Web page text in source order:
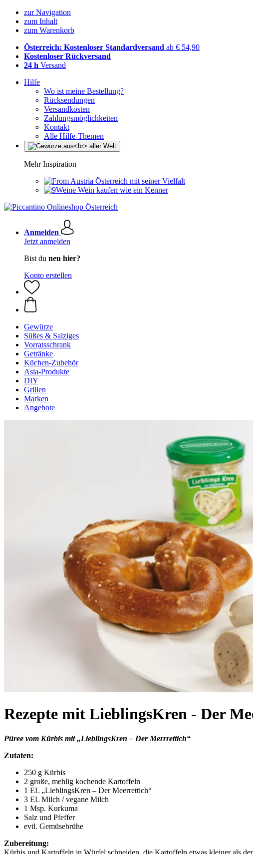
zur Navigation
zum Inhalt
zum Warenkorb
Österreich: Kostenloser Standardversand ab € 54,90
Kostenloser Rückversand
24 h Versand
Hilfe
Wo ist meine Bestellung?
Rücksendungen
Versandkosten
Zahlungsmöglichkeiten
Kontakt
Alle Hilfe-Themen
Mehr Inspiration
Österreich mit seiner Vielfalt
Wein kaufen wie ein Kenner
Anmelden
Jetzt anmelden
Bist du neu hier?
Konto erstellen
Gewürze
Süßes & Salziges
Vorratsschrank
Getränke
Küchen-Zubehör
Asia-Produkte
DIY
Grillen
Marken
Angebote
Rezepte mit LieblingsKren - Der
Püree vom Kürbis mit „LieblingsKren – Der Merrrettich“
Zutaten:
250 g Kürbis
2 große, mehlig kochende Kartoffeln
1 EL „LieblingsKren – Der Meerrettich“
3 EL Milch / vegane Milch
1 Msp. Kurkuma
Salz und Pfeffer
evtl. Gemüsebrühe
Zubereitung:
Kürbis und Kartoffeln in Würfel schneiden, die Kartoffeln etwas kleiner als